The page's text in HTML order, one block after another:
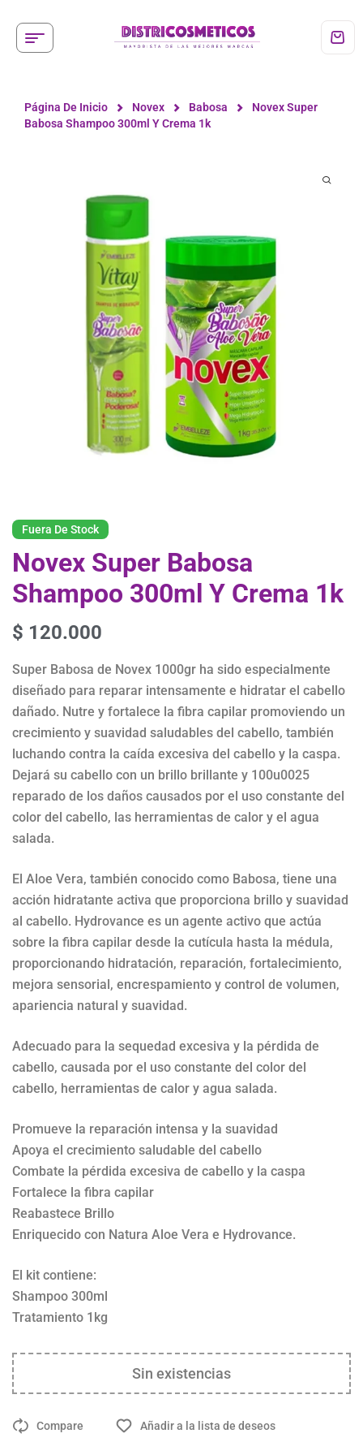
Página De Inicio Novex Babosa
Novex Super
Babosa Shampoo 300ml Y Crema 1k
Fuera De Stock
Novex Super Babosa
Shampoo 300ml Y Crema 1k
$ 120.000
Super Babosa de Novex 1000gr ha sido especialmente
diseñado para reparar intensamente e hidratar el cabello
dañado. Nutre y fortalece la fibra capilar promoviendo un
crecimiento y suavidad saludables del cabello, también
luchando contra la caída excesiva del cabello y la caspa.
Dejará su cabello con un brillo brillante y 100u0025
reparado de los daños causados por el uso constante del
color del cabello, las herramientas de calor y el agua
salada.
El Aloe Vera, también conocido como Babosa, tiene una
acción hidratante activa que proporciona brillo y suavidad
al cabello. Hydrovance es un agente activo que actúa
sobre la fibra capilar desde la cutícula hasta la médula,
proporcionando hidratación, reparación, fortalecimiento,
mejora sensorial, encrespamiento y control de volumen,
apariencia natural y suavidad.
Adecuado para la sequedad excesiva y la pérdida de
cabello, causada por el uso constante del color del
cabello, herramientas de calor y agua salada.
Promueve la reparación intensa y la suavidad
Apoya el crecimiento saludable del cabello
Combate la pérdida excesiva de cabello y la caspa
Fortalece la fibra capilar
Reabastece Brillo
Enriquecido con Natura Aloe Vera e Hydrovance.
El kit contiene:
Shampoo 300ml
Tratamiento 1kg
Sin existencias
Compare Añadir a la lista de deseos